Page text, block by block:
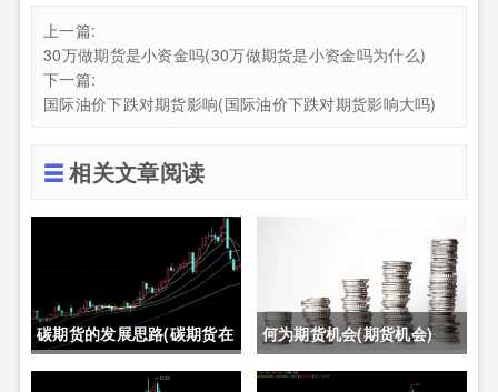
上一篇:
30万做期货是小资金吗(30万做期货是小资金吗为什么)
下一篇:
国际油价下跌对期货影响(国际油价下跌对期货影响大吗)
相关文章阅读
碳期货的发展思路(碳期货在
中国的发展)
何为期货机会(期货机会)